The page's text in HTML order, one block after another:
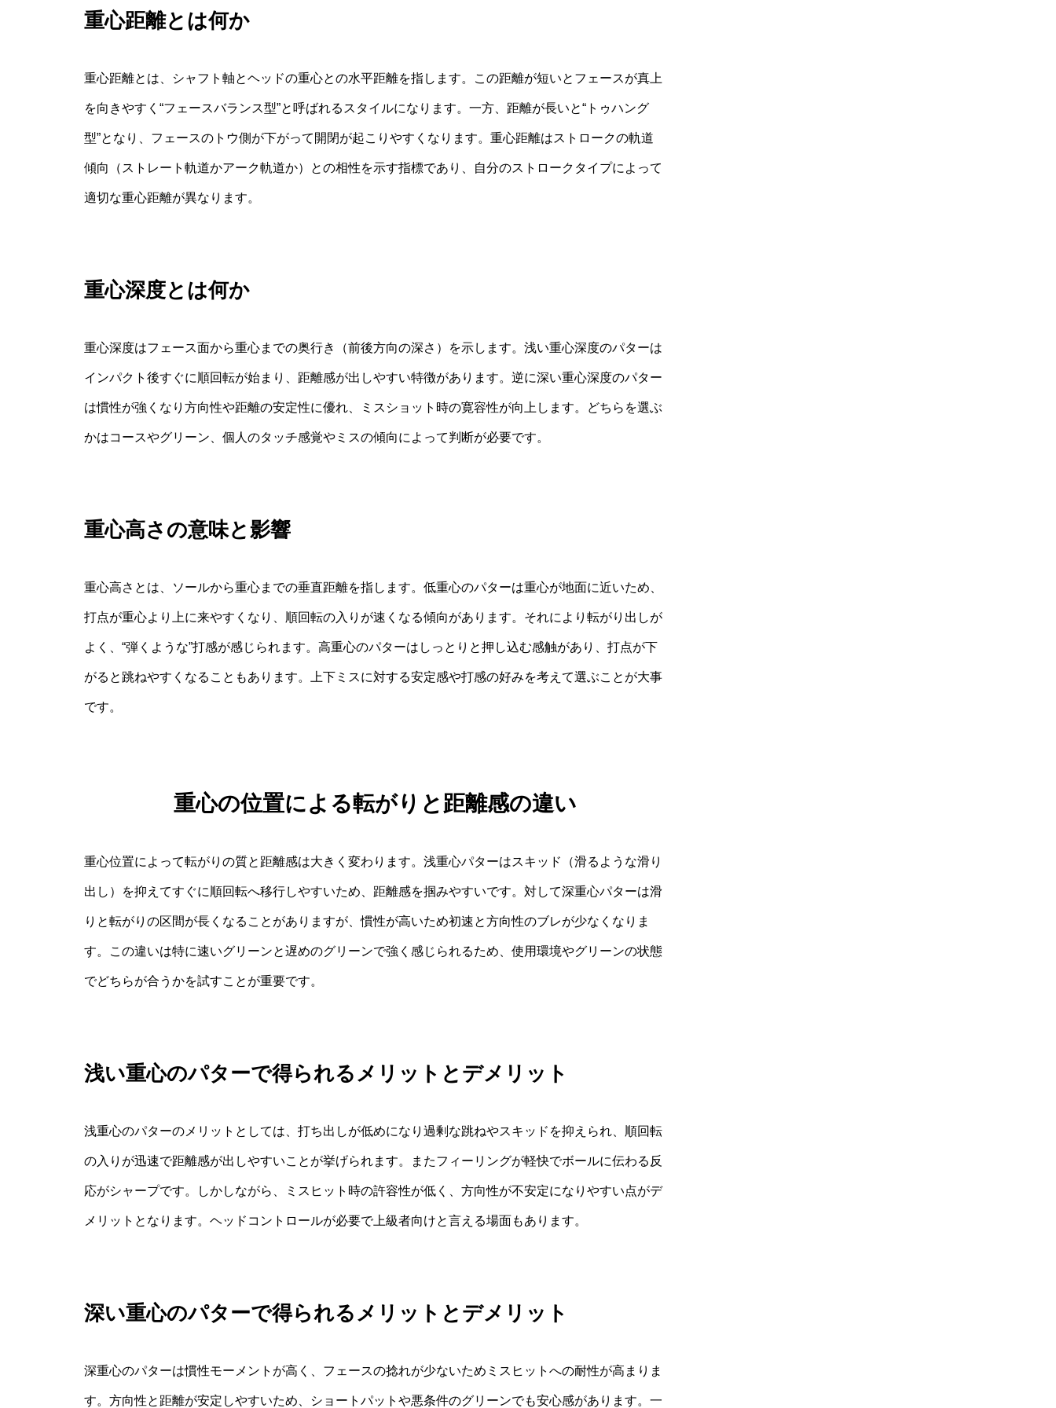
重心距離とは何か
重心距離とは、シャフト軸とヘッドの重心との水平距離を指します。この距離が短いとフェースが真上
を向きやすく“フェースバランス型”と呼ばれるスタイルになります。一方、距離が長いと“トゥハング
型”となり、フェースのトウ側が下がって開閉が起こりやすくなります。重心距離はストロークの軌道
傾向（ストレート軌道かアーク軌道か）との相性を示す指標であり、自分のストロークタイプによって
適切な重心距離が異なります。
重心深度とは何か
重心深度はフェース面から重心までの奥行き（前後方向の深さ）を示します。浅い重心深度のパターは
インパクト後すぐに順回転が始まり、距離感が出しやすい特徴があります。逆に深い重心深度のパター
は慣性が強くなり方向性や距離の安定性に優れ、ミスショット時の寛容性が向上します。どちらを選ぶ
かはコースやグリーン、個人のタッチ感覚やミスの傾向によって判断が必要です。
重心高さの意味と影響
重心高さとは、ソールから重心までの垂直距離を指します。低重心のパターは重心が地面に近いため、
打点が重心より上に来やすくなり、順回転の入りが速くなる傾向があります。それにより転がり出しが
よく、“弾くような”打感が感じられます。高重心のパターはしっとりと押し込む感触があり、打点が下
がると跳ねやすくなることもあります。上下ミスに対する安定感や打感の好みを考えて選ぶことが大事
です。
重心の位置による転がりと距離感の違い
重心位置によって転がりの質と距離感は大きく変わります。浅重心パターはスキッド（滑るような滑り
出し）を抑えてすぐに順回転へ移行しやすいため、距離感を掴みやすいです。対して深重心パターは滑
りと転がりの区間が長くなることがありますが、慣性が高いため初速と方向性のブレが少なくなりま
す。この違いは特に速いグリーンと遅めのグリーンで強く感じられるため、使用環境やグリーンの状態
でどちらが合うかを試すことが重要です。
浅い重心のパターで得られるメリットとデメリット
浅重心のパターのメリットとしては、打ち出しが低めになり過剰な跳ねやスキッドを抑えられ、順回転
の入りが迅速で距離感が出しやすいことが挙げられます。またフィーリングが軽快でボールに伝わる反
応がシャープです。しかしながら、ミスヒット時の許容性が低く、方向性が不安定になりやすい点がデ
メリットとなります。ヘッドコントロールが必要で上級者向けと言える場面もあります。
深い重心のパターで得られるメリットとデメリット
深重心のパターは慣性モーメントが高く、フェースの捻れが少ないためミスヒットへの耐性が高まりま
す。方向性と距離が安定しやすいため、ショートパットや悪条件のグリーンでも安心感があります。一